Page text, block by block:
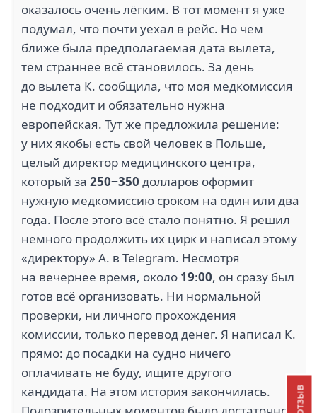
оказалось очень лёгким. В тот момент я уже
подумал, что почти уехал в рейс. Но чем
ближе была предполагаемая дата вылета,
тем страннее всё становилось. За день
до вылета К. сообщила, что моя медкомиссия
не подходит и обязательно нужна
европейская. Тут же предложила решение:
у них якобы есть свой человек в Польше,
целый директор медицинского центра,
который за 250−350 долларов оформит
нужную медкомиссию сроком на один или два
года. После этого всё стало понятно. Я решил
немного продолжить их цирк и написал этому
«директору» А. в Telegram. Несмотря
на вечернее время, около 19:00, он сразу был
готов всё организовать. Ни нормальной
проверки, ни личного прохождения
комиссии, только перевод денег. Я написал К.
прямо: до посадки на судно ничего
оплачивать не буду, ищите другого
кандидата. На этом история закончилась.